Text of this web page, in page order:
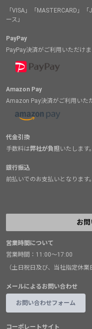
「VISA」「MASTERCARD」
ース」
PayPay
PayPay決済がご利用いただけま
Amazon Pay
Amazon Pay決済がご利用いた
代金引換
手数料は弊社が負担いたします。
銀行振込
前払いでのお支払いとなります。
お
営業時間について
営業時間：11:00～17:00
（土日祝日及び、当社指定休業
メールによるお問い合わせ
お問い合わせフォーム
コーポレートサイト